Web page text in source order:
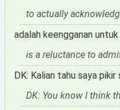
to actually
adalah keengganan
is a reluctance to
DK: Kalian tahu saya
DK: You know I think